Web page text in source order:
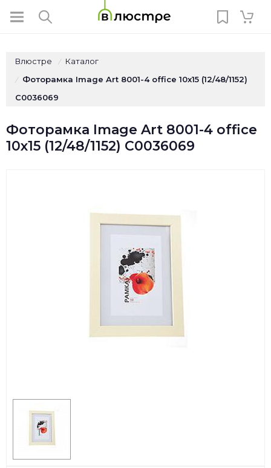
Влюстре / Каталог
/
Фоторамка Image Art 8001-4 office 10x15 (12/48/1152)
C0036069
Фоторамка Image Art 8001-4 office
10x15 (12/48/1152) C0036069